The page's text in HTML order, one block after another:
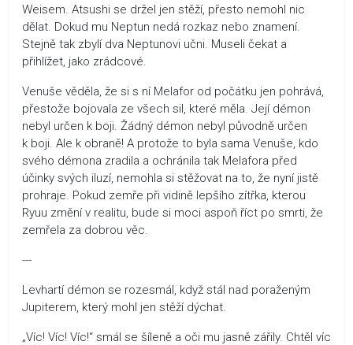
Weisem. Atsushi se držel jen stěží, přesto nemohl nic
dělat. Dokud mu Neptun nedá rozkaz nebo znamení.
Stejně tak zbylí dva Neptunovi učni. Museli čekat a
přihlížet, jako zrádcové.
Venuše věděla, že si s ní Melafor od počátku jen pohrává,
přestože bojovala ze všech sil, které měla. Její démon
nebyl určen k boji. Žádný démon nebyl původně určen
k boji. Ale k obraně! A protože to byla sama Venuše, kdo
svého démona zradila a ochránila tak Melafora před
účinky svých iluzí, nemohla si stěžovat na to, že nyní jistě
prohraje. Pokud zemře při vidině lepšího zítřka, kterou
Ryuu změní v realitu, bude si moci aspoň říct po smrti, že
zemřela za dobrou věc.
---
Levhartí démon se rozesmál, když stál nad poraženým
Jupiterem, který mohl jen stěží dýchat.
„Víc! Víc! Víc!“ smál se šíleně a oči mu jasně zářily. Chtěl víc